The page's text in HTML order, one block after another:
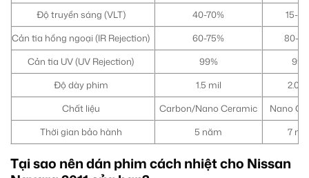
Độ truyền sáng (VLT)
40-70%
15-
Cản tia hồng ngoại (IR Rejection)
60-75%
80-
Cản tia UV (UV Rejection)
99%
Độ dày phim
1.5 mil
2.0
Chất liệu
Carbon/Nano Ceramic
Nano
Thời gian bảo hành
5 năm 7
Tại sao nên dán phim cách nhiệt cho Nissan